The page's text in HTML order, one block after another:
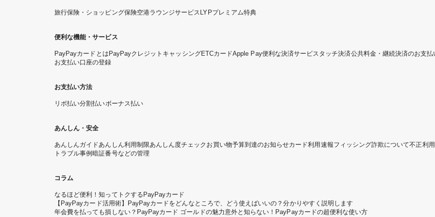
旅行保険・ショッピング保険空港ラウンジサービス LYPプレミアム特典
便利な機能・サービス
PayPayカードとは PayPayクレジット キャッシングETCカードApple Pay便利な決済サービスタッチ決済公共料金・継続決済のお支払
お支払い口座の登録
お支払い方法
リボ払い分割払いボーナス払い
あんしん・安全
あんしんガイドあんしん利用制限あんしん度チェック お買い物予算到達のお知らせカード利用速報フィッシング詐欺について不正利
トラブル事例暗証番号などの管理
コラム
なるほど便利！知ってトクするPayPayカード
【PayPayカード活用術】PayPayカードをどんなところで、どう使えばいいの？分かりやすく説明します
年会費を払っても損しない？PayPayカード ゴールドの魅力意外と知らない！PayPayカードの超便利な使い方